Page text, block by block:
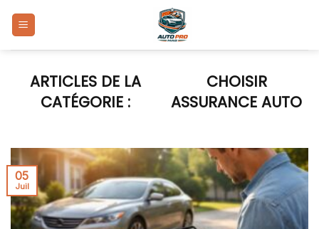
CHOISIR
ASSURANCE AUTO
05
Juil